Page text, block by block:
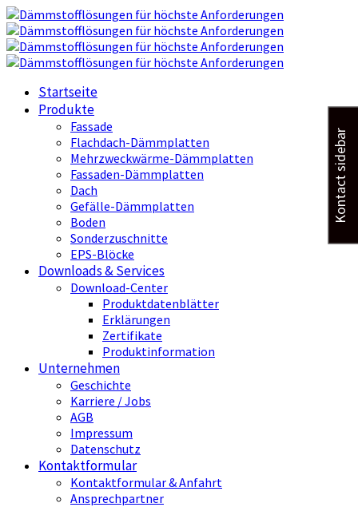
Startseite
Produkte
Fassade
Flachdach-Dämmplatten
Mehrzweckwärme-Dämmplatten
Fassaden-Dämmplatten
Dach
Gefälle-Dämmplatten
Boden
Sonderzuschnitte
EPS-Blöcke
Downloads & Services
Download-Center
Produktdatenblätter
Erklärungen
Zertifikate
Produktinformation
Unternehmen
Geschichte
Karriere / Jobs
AGB
Impressum
Datenschutz
Kontaktformular
Kontaktformular & Anfahrt
Ansprechpartner
Kontact sidebar